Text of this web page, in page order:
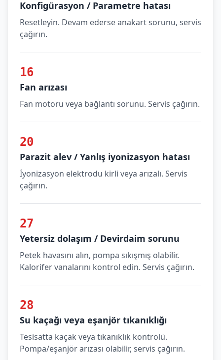
Konfigürasyon / Parametre hatası
Resetleyin. Devam ederse anakart sorunu, servis
çağırın.
16
Fan arızası
Fan motoru veya bağlantı sorunu. Servis çağırın.
20
Parazit alev / Yanlış iyonizasyon hatası
İyonizasyon elektrodu kirli veya arızalı. Servis
çağırın.
27
Yetersiz dolaşım / Devirdaim sorunu
Petek havasını alın, pompa sıkışmış olabilir.
Kalorifer vanalarını kontrol edin. Servis çağırın.
28
Su kaçağı veya eşanjör tıkanıklığı
Tesisatta kaçak veya tıkanıklık kontrolü.
Pompa/eşanjör arızası olabilir, servis çağırın.